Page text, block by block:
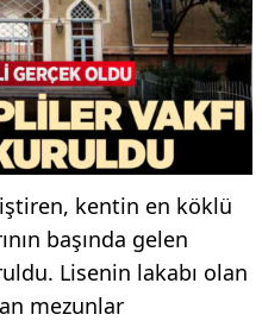
kentin en köklü
başında gelen
Lisenin lakabı olan
mezunlar